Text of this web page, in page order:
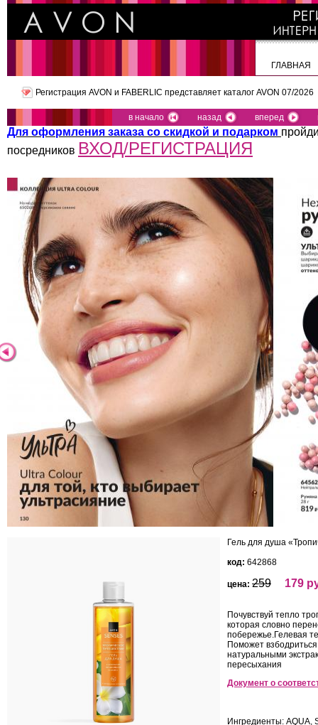
ГЛАВНАЯ
Регистрация AVON и FABERLIC представляет каталог AVON 07/2026
в начало назад вперед
Для оформления заказа со скидкой и подарком
посредников ВХОД/РЕГИСТРАЦИЯ
Гель для душа
код: 642868
цена: 259 179
Почувствуй тепло
которая словно
побережье.Гелевая
Поможет
натуральными
пересыхания
Документ о
Ингредиенты: AQUA,